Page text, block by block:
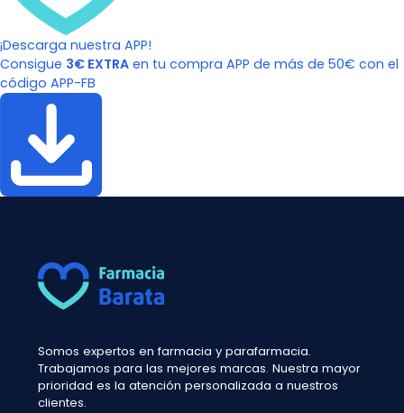
¡Descarga nuestra APP!
Consigue 3€ EXTRA en tu compra APP de más de 50€ con el
código APP-FB
Somos expertos en farmacia y parafarmacia.
Trabajamos para las mejores marcas. Nuestra mayor
prioridad es la atención personalizada a nuestros
clientes.